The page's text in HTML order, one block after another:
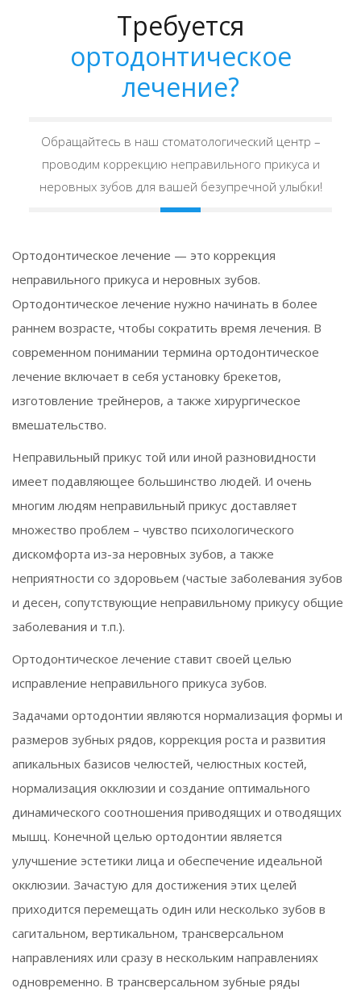
Требуется
ортодонтическое
лечение?
Обращайтесь в наш стоматологический центр –
проводим коррекцию неправильного прикуса и
неровных зубов для вашей безупречной улыбки!
Ортодонтическое лечение — это коррекция
неправильного прикуса и неровных зубов.
Ортодонтическое лечение нужно начинать в более
раннем возрасте, чтобы сократить время лечения. В
современном понимании термина ортодонтическое
лечение включает в себя установку брекетов,
изготовление трейнеров, а также хирургическое
вмешательство.
Неправильный прикус той или иной разновидности
имеет подавляющее большинство людей. И очень
многим людям неправильный прикус доставляет
множество проблем – чувство психологического
дискомфорта из-за неровных зубов, а также
неприятности со здоровьем (частые заболевания зубов
и десен, сопутствующие неправильному прикусу общие
заболевания и т.п.).
Ортодонтическое лечение ставит своей целью
исправление неправильного прикуса зубов.
Задачами ортодонтии являются нормализация формы и
размеров зубных рядов, коррекция роста и развития
апикальных базисов челюстей, челюстных костей,
нормализация окклюзии и создание оптимального
динамического соотношения приводящих и отводящих
мышц. Конечной целью ортодонтии является
улучшение эстетики лица и обеспечение идеальной
окклюзии. Зачастую для достижения этих целей
приходится перемещать один или несколько зубов в
сагитальном, вертикальном, трансверсальном
направлениях или сразу в нескольким направлениях
одновременно. В трансверсальном зубные ряды